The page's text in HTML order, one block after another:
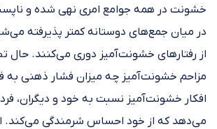
خشونت در همه جوامع امری نهی شده و
در میان جمع‌های دوستانه کمتر پذیرفته
از رفتار‌های خشونت‌آمیز دوری می‌کنند. حال
مزاحم خشونت‌آمیز چه میزان فشار ذهنی به
افکار خشونت‌آمیز نسبت به خود و دیگران، فرد
می‌دهد که از خود احساس شرمندگی می‌کند.